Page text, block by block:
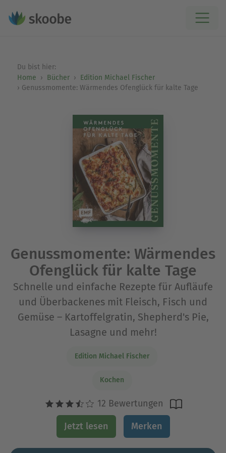
Du bist hier:
Home
Bücher
Edition Michael Fischer
Genussmomente: Wärmendes Ofenglück für kalte Tage
Genussmomente: Wärmendes
Ofenglück für kalte Tage
Schnelle und einfache Rezepte für Aufläufe
und Überbackenes mit Fleisch, Fisch und
Gemüse – Kartoffelgratin, Shepherd's Pie,
Lasagne und mehr!
Edition Michael Fischer
Kochen
12 Bewertungen
Jetzt lesen Merken